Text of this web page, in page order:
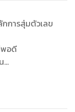
การสุ่มตัวเลข
พอดี